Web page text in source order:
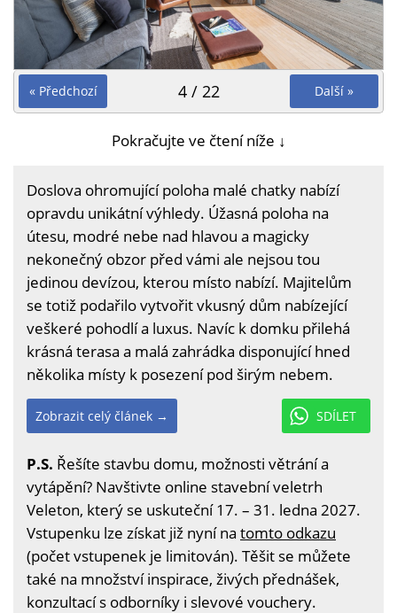
« Předchozí Další »
4 / 22
Pokračujte ve čtení níže ↓
Doslova ohromující poloha malé chatky nabízí
opravdu unikátní výhledy. Úžasná poloha na
útesu, modré nebe nad hlavou a magicky
nekonečný obzor před vámi ale nejsou tou
jedinou devízou, kterou místo nabízí. Majitelům
se totiž podařilo vytvořit vkusný dům nabízející
veškeré pohodlí a luxus. Navíc k domku přilehá
krásná terasa a malá zahrádka disponující hned
několika místy k posezení pod širým nebem.
SDÍLET
Zobrazit celý článek →
P.S. Řešíte stavbu domu, možnosti větrání a
vytápění? Navštivte online stavební veletrh
Veleton, který se uskuteční 17. – 31. ledna 2027.
Vstupenku lze získat již nyní na tomto odkazu
(počet vstupenek je limitován). Těšit se můžete
také na množství inspirace, živých přednášek,
konzultací s odborníky i slevové vouchery.